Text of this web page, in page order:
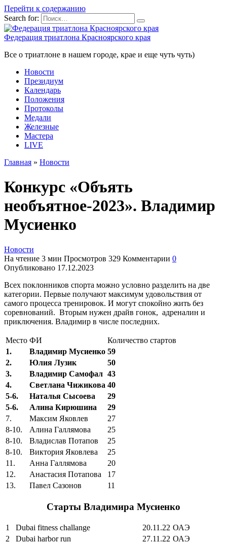
Перейти к содержанию
Search for:
Федерация триатлона Красноярского края
Все о триатлоне в нашем городе, крае и еще чуть чуть)
Новости
Президиум
Календарь
Положения
Протоколы
Медали
Железные
Мастера
LIVE
Главная » Новости
Конкурс «Объять
необъятное-2023». Владимир
Мусиенко
Новости
На чтение 3 мин Просмотров 329 Комментарии 0
Опубликовано 17.12.2023
Всех поклонников спорта можно условно разделить на две
категории. Первые получают максимум удовольствия от
самого процесса тренировок. И могут спокойно жить без
соревнований. Вторым нужен драйв гонок, адреналин и
приключения. Владимир в числе последних.
Место ФИ
Количество стартов
1.
Владимир Мусиенко 59
2.
Юлия Лузик
50
3.
Владимир Самофал 43
4.
Светлана Чижикова 40
5-6.
Наталья Сысоева
29
5-6.
Алина Кирюшина
29
7.
Максим Яковлев
27
8-10.
Алина Галлямова
25
8-10.
Владислав Потапов
25
8-10.
Виктория Яковлева
25
11.
Анна Галлямова
20
12.
Анастасия Потапова
17
13.
Павел Сазонов 11
Старты Владимира Мусиенко
1 Dubai fitness challange 20.11.22 ОАЭ
2
Dubai harbor run 27.11.22 ОАЭ